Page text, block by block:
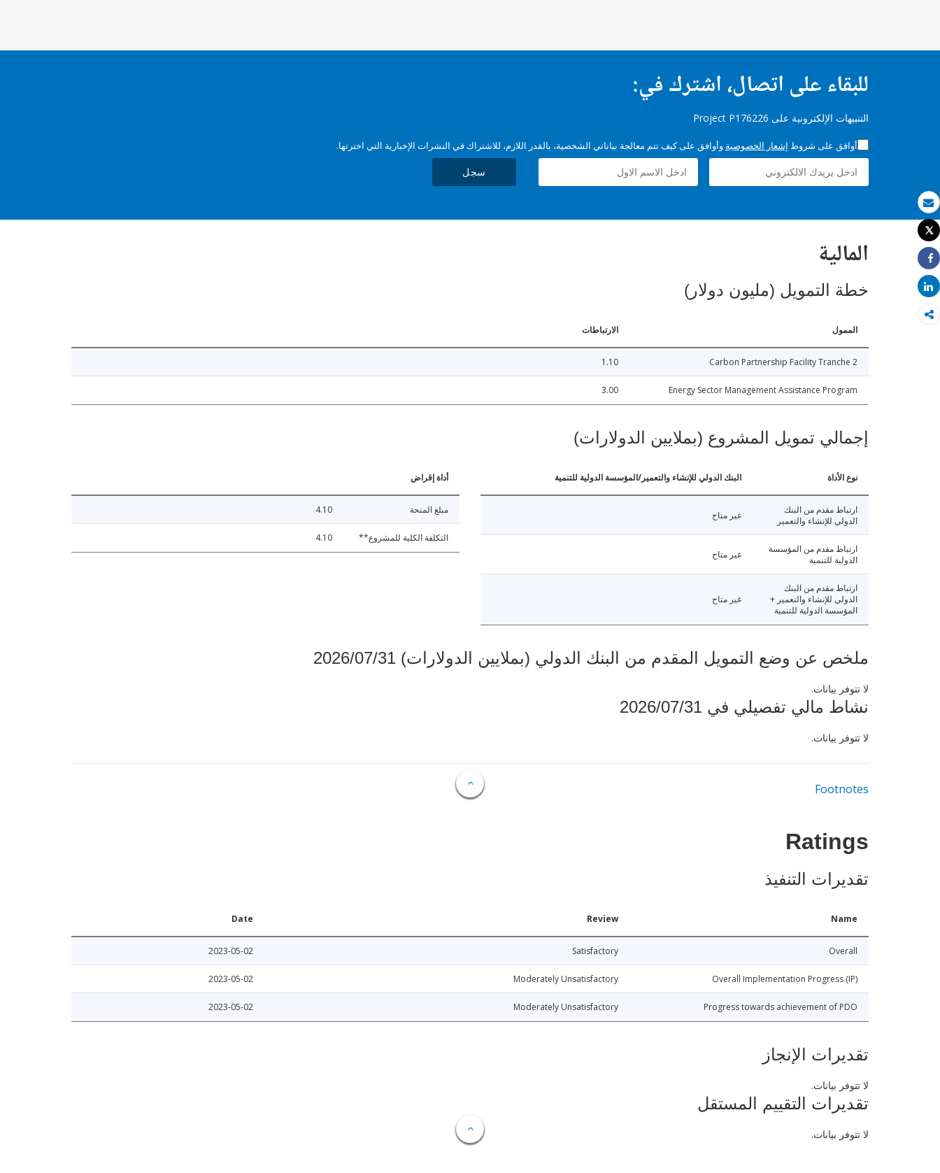
بريد الكتروني
طباعة
Tweet
Share
Share
للبقاء على اتصال، اشترك في:
التنبيهات الإلكترونية على Project P176226
أوافق على شروط إشعار الخصوصية وأوافق على كيف تتم معالجة بياناتي الشخصية، بالقدر اللازم، للاشتراك في النشرات الإخبارية التي اخترتها.
سجل
المالية
خطة التمويل (مليون دولار)
الممول الارتباطات
Carbon Partnership Facility Tranche 2
1.10
Energy Sector Management Assistance Program
3.00
إجمالي تمويل المشروع (بملايين الدولارات)
نوع الأداة البنك الدولي للإنشاء والتعمير/المؤسسة الدولية للتنمية
ارتباط مقدم من البنك
الدولي للإنشاء والتعمير
غير متاح
ارتباط مقدم من المؤسسة
الدولية للتنمية
غير متاح
ارتباط مقدم من البنك
الدولي للإنشاء والتعمير +
المؤسسة الدولية للتنمية
غير متاح
أداة إقراض
مبلغ المنحة 4.10
التكلفة الكلية للمشروع** 4.10
ملخص عن وضع التمويل المقدم من البنك الدولي (بملايين الدولارات) 2026/07/31
لا تتوفر بيانات.
نشاط مالي تفصيلي في 2026/07/31
لا تتوفر بيانات.
Footnotes
Ratings
تقديرات التنفيذ
Name
Review
Date
Overall
Satisfactory
2023-05-02
Overall Implementation Progress (IP)
Moderately Unsatisfactory
2023-05-02
Progress towards achievement of PDO
Moderately Unsatisfactory
2023-05-02
تقديرات الإنجاز
لا تتوفر بيانات.
تقديرات التقييم المستقل
لا تتوفر بيانات.